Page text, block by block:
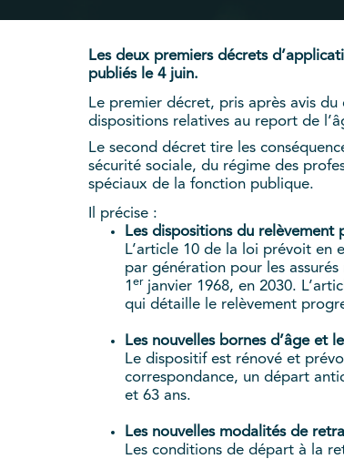
Les deux premiers décrets
publiés le 4 juin.
Le premier décret, pris après avis
dispositions relatives au report de
Le second décret tire les
sécurité sociale, du régime des
spéciaux de la fonction publique.
Il précise :
Les dispositions du relèvement
L’article 10 de la loi prévoit en
par génération pour les assurés
1 er janvier 1968, en 2030.
qui détaille le relèvement
Les nouvelles bornes d’âge et
Le dispositif est rénové et
correspondance, un départ
et 63 ans.
Les nouvelles modalités de
Les conditions de départ à la